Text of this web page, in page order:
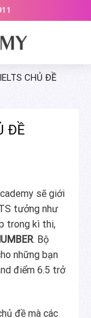
CHỦ ĐỀ
ĐỀ
sẽ giới
tưởng như
trong kì thi,
. Bộ
những bạn
điểm 6.5 trở
đề mà các